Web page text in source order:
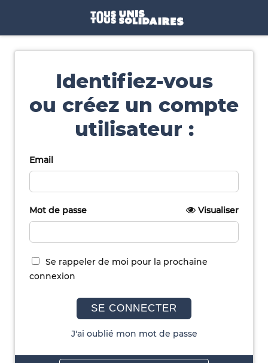
Identifiez-vous
ou créez un compte
utilisateur :
Email
Mot de passe Visualiser
Se rappeler de moi pour la prochaine
connexion
SE CONNECTER
J'ai oublié mon mot de passe